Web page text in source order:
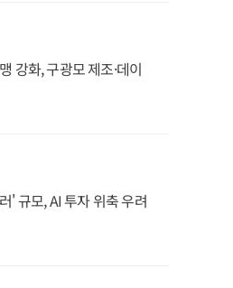
강화, 구광모 제조·데이
' 규모, AI 투자 위축 우려